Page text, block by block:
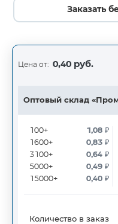
Заказать
Цена от: 0,40 руб.
Оптовый склад
100+
1600+
3100+
5000+
15000+
1,08₽
0,83₽
0,64₽
0,49₽
0,40₽
Количество в заказ